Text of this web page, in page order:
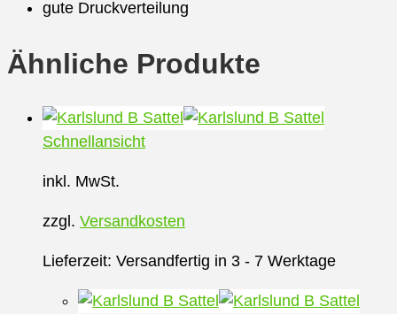
gute Druckverteilung
Ähnliche Produkte
Schnellansicht
inkl. MwSt.
zzgl. Versandkosten
Lieferzeit: Versandfertig in 3 - 7 Werktage